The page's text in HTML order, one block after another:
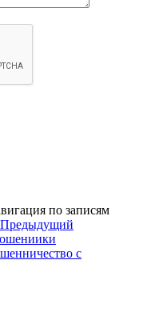
по записям
с